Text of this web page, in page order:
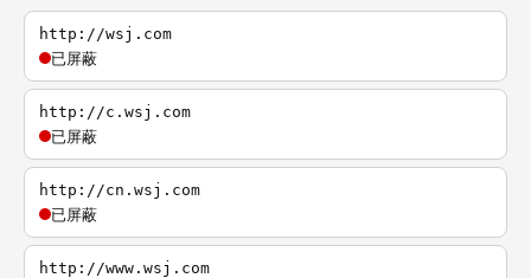
http://wsj.com
已屏蔽
http://c.wsj.com
已屏蔽
http://cn.wsj.com
已屏蔽
http://www.wsj.com